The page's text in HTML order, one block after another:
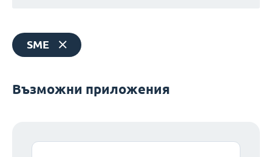
SME
Възможни приложения